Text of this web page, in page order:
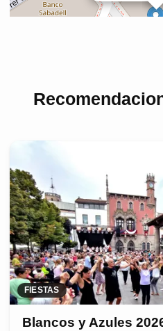
FIESTAS
Blancos y Azules